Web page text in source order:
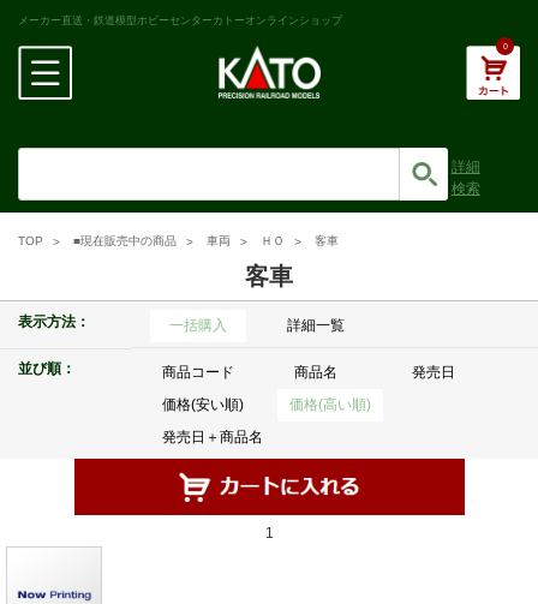
メーカー直送・鉄道模型ホビーセンターカトーオンラインショップ
0
詳細
検索
TOP ■現在販売中の商品 車両 ＨＯ 客車
客車
表示方法： 一括購入 詳細一覧
並び順： 商品コード 商品名
発売日
価格(安い順)
価格(高い順)
発売日＋商品名
1